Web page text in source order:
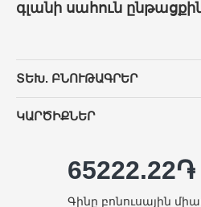
գլանի սահուն
ՏԵԽ. ԲՆՈՒԹԱԳՐԵՐ
ԿԱՐԾԻՔՆԵՐ
65222.22֏
Գինը բոնուսային